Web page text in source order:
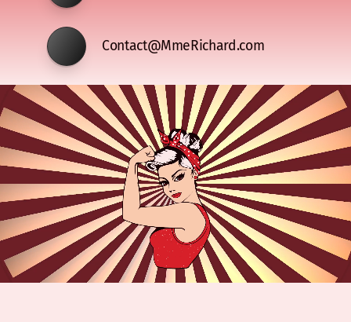
Contact@MmeRichard.com